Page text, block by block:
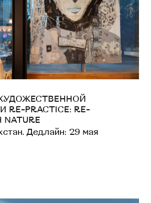
PRACTICE: RE-
NATURE
Дедлайн: 29 мая